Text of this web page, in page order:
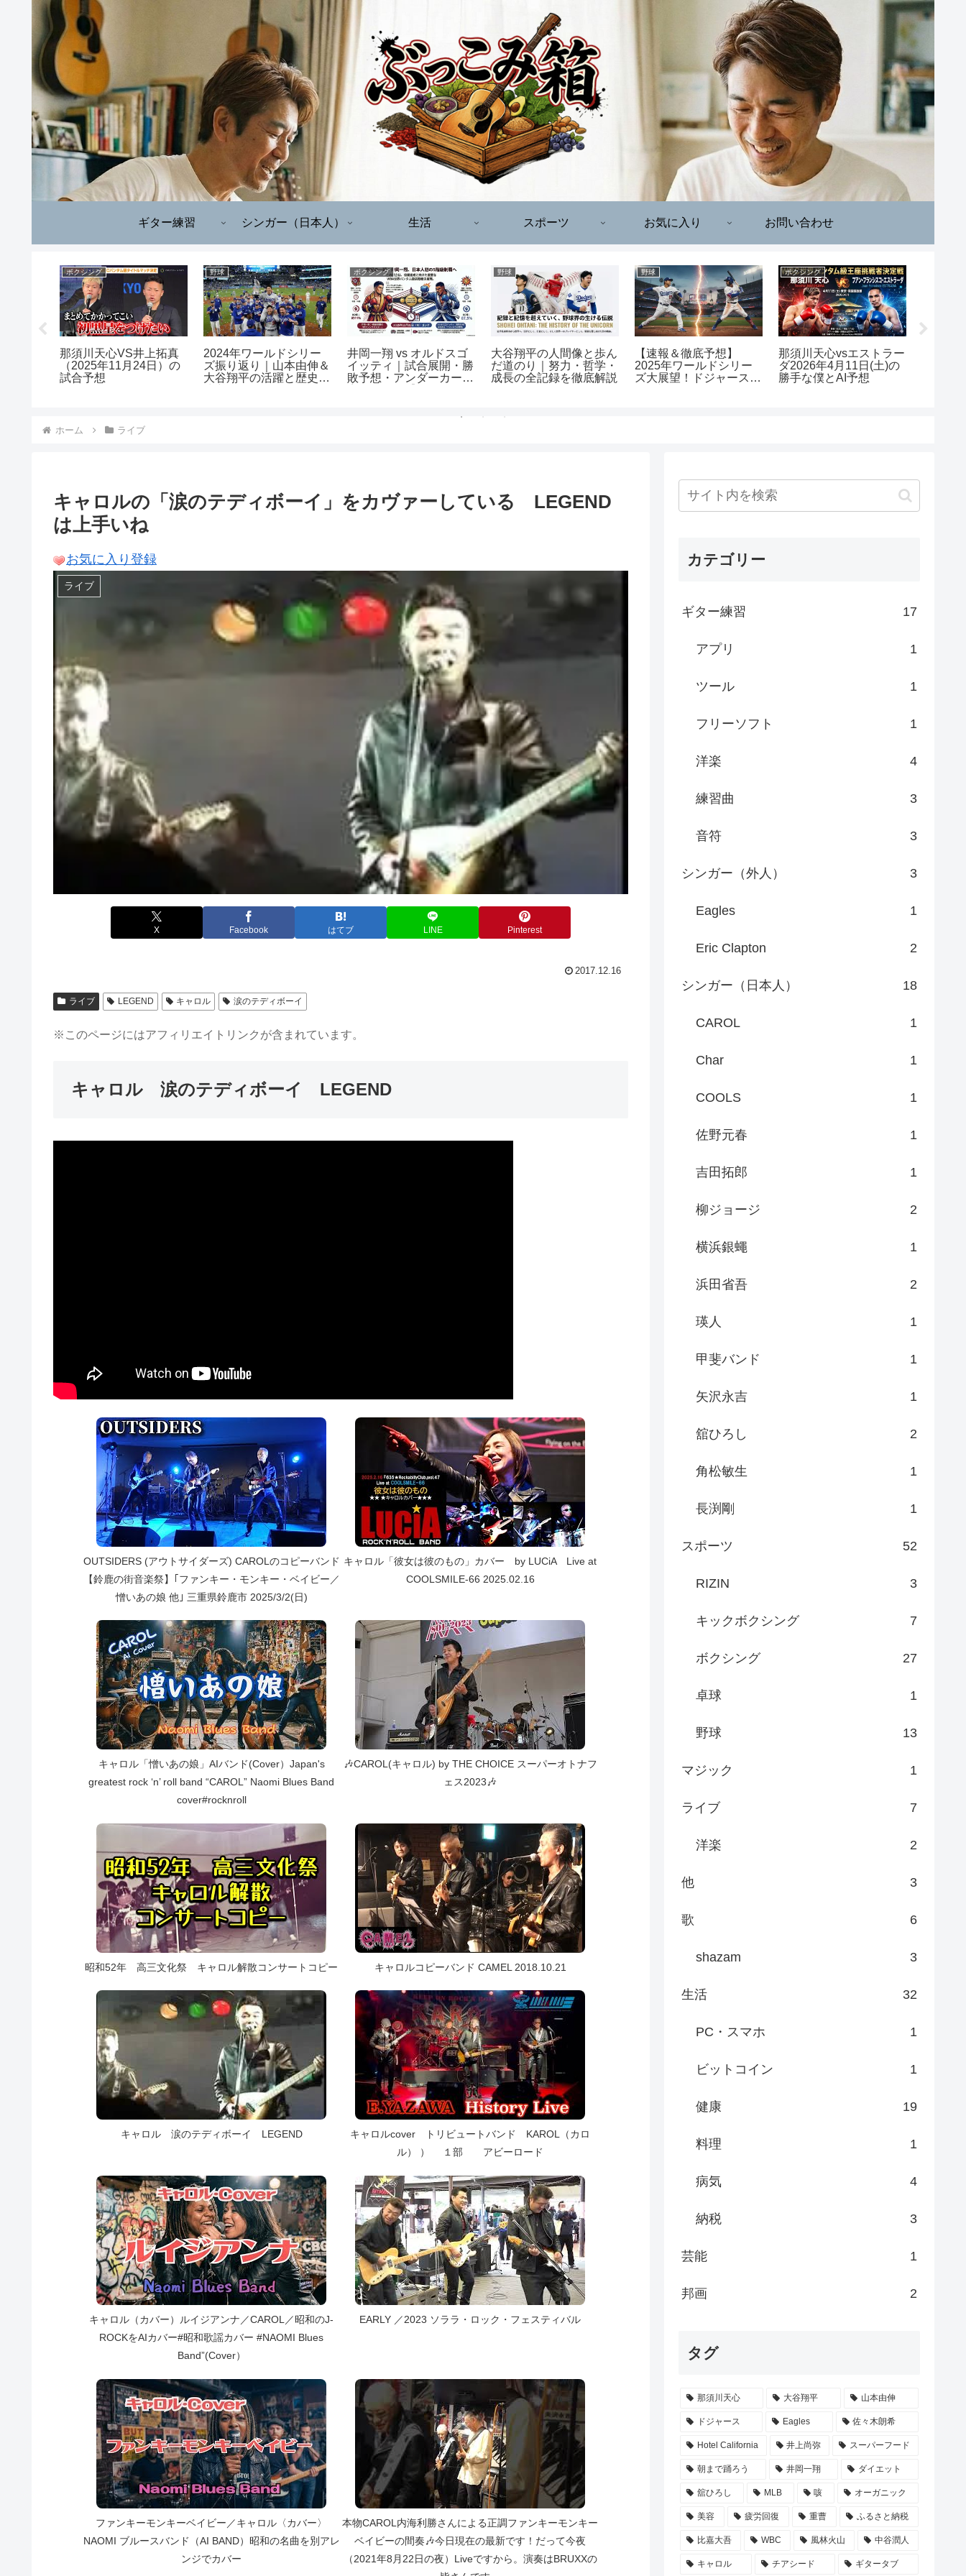
ギター練習 シンガー（日本人） 生活 スポーツ お気に入り お問い合わせ
ボクシング
那須川天心VS井上拓真
（2025年11月24日）の
試合予想
野球
2024年ワールドシリー
ズ振り返り｜山本由伸＆
大谷翔平の活躍と歴史的
ボクシング
井岡一翔 vs オルドスゴ
イッティ｜試合展開・勝
敗予想・アンダーカード
野球
大谷翔平の人間像と歩ん
だ道のり｜努力・哲学・
成長の全記録を徹底解説
野球
【速報＆徹底予想】
2025年ワールドシリー
ズ大展望！ドジャース
ボクシング
那須川天心vsエストラー
ダ2026年4月11日(土)の
勝手な僕とAI予想
ホーム ライブ
キャロルの「涙のテディボーイ」をカヴァーしている LEGEND
は上手いね
お気に入り登録
ライブ
X Facebook はてブ LINE Pinterest
2017.12.16
ライブ LEGEND キャロル 涙のテディボーイ
※このページにはアフィリエイトリンクが含まれています。
キャロル 涙のテディボーイ LEGEND
OUTSIDERS (アウトサイダーズ) CAROLのコピーバンド
【鈴鹿の街音楽祭】｢ファンキー・モンキー・ベイビー／
憎いあの娘 他｣ 三重県鈴鹿市 2025/3/2(日)
キャロル「彼女は彼のもの」カバー by LUCiA Live at
COOLSMILE-66 2025.02.16
キャロル「憎いあの娘」AIバンド(Cover）Japan's
greatest rock ‘n’ roll band “CAROL” Naomi Blues Band
cover#rocknroll
🎶CAROL(キャロル) by THE CHOICE スーパーオトナフ
ェス2023🎶
昭和52年 高三文化祭 キャロル解散コンサートコピー キャロルコピーバンド CAMEL 2018.10.21
キャロル 涙のテディボーイ LEGEND
キャロルcover トリビュートバンド KAROL（カロ
ル） ） １部 アビーロード
キャロル（カバー）ルイジアンナ／CAROL／昭和のJ-
ROCKをAIカバー#昭和歌謡カバー #NAOMI Blues
Band”(Cover）
EARLY ／2023 ソララ・ロック・フェスティバル
ファンキーモンキーベイビー／キャロル〈カバー〉
NAOMI ブルースバンド（AI BAND）昭和の名曲を別アレ
ンジでカバー
本物CAROL内海利勝さんによる正調ファンキーモンキー
ベイビーの間奏🎶今日現在の最新です！だって今夜
（2021年8月22日の夜）Liveですから。演奏はBRUXXの
カテゴリー
ギター練習 17
アプリ 1
ツール 1
フリーソフト 1
洋楽 4
練習曲 3
音符 3
シンガー（外人） 3
Eagles 1
Eric Clapton 2
シンガー（日本人） 18
CAROL 1
Char 1
COOLS 1
佐野元春 1
吉田拓郎 1
柳ジョージ 2
横浜銀蠅 1
浜田省吾 2
瑛人 1
甲斐バンド 1
矢沢永吉 1
舘ひろし 2
角松敏生 1
長渕剛 1
スポーツ 52
RIZIN 3
キックボクシング 7
ボクシング 27
卓球 1
野球 13
マジック 1
ライブ 7
洋楽 2
他 3
歌 6
shazam 3
生活 32
PC・スマホ 1
ビットコイン 1
健康 19
料理 1
病気 4
納税 3
芸能 1
邦画 2
タグ
那須川天心 大谷翔平 山本由伸
ドジャース Eagles 佐々木朗希
Hotel California 井上尚弥 スーパーフード
朝まで踊ろう 井岡一翔 ダイエット
舘ひろし MLB 咳 オーガニック
美容 疲労回復 重曹 ふるさと納税
比嘉大吾 WBC 風林火山 中谷潤人
キャロル チアシード ギタータブ